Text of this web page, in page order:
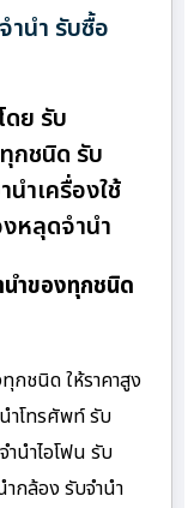
ำนำ รับซื้อ
ดย รับ
กชนิด รับ
ำเครื่องใช้
หลุดจำนำ
นำของทุกชนิด
กชนิด ให้ราคาสูง
ำโทรศัพท์ รับ
ำนำไอโฟน รับ
กล้อง รับจำนำ